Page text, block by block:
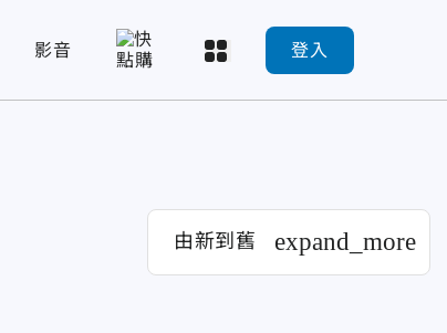
影音 登入
由新到舊 expand_more